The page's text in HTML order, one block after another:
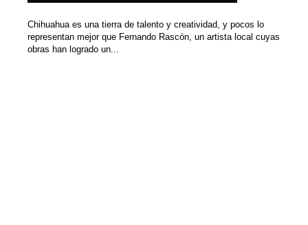
Chihuahua es una tierra de talento y creatividad, y pocos lo
representan mejor que Fernando Rascón, un artista local cuyas
obras han logrado un...